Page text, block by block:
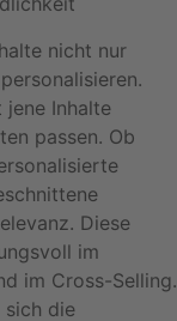
nicht nur
jene Inhalte
passen. Ob
Diese
im
im Cross-Selling.
sich die